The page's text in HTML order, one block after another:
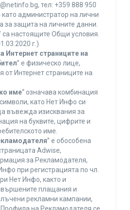
тел: +359 888 950
като администратор на лични
за защита на личните данни.
са настоящите Общи условия.
г.)
Интернет страниците на
” е физическо лице,
от Интернет страниците на
име“ означава комбинация
като Нет Инфо си
въвежда изисквания за
на буквите, цифрите и
име.
” е обособена
Adwise,
за Рекламодателя,
при регистрацията по чл.
Нет Инфо, както и
плащания и
рекламни кампании,